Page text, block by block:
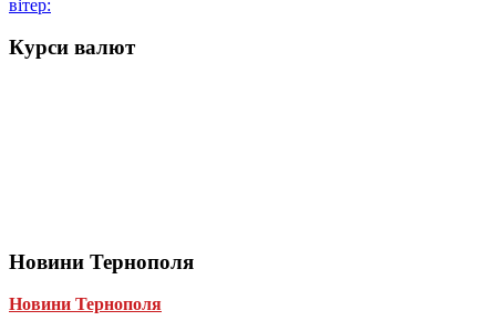
вітер:
Курси валют
Новини Тернополя
Новини Тернополя